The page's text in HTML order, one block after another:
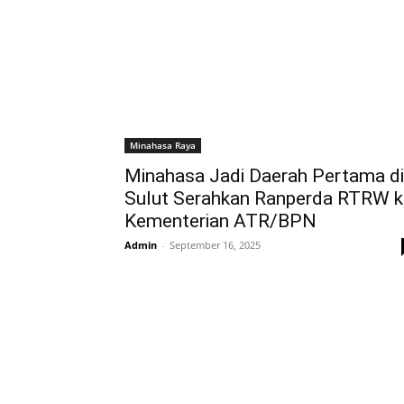
Minahasa Raya
Minahasa Jadi Daerah Pertama di
Sulut Serahkan Ranperda RTRW
Kementerian ATR/BPN
Admin - September 16, 2025